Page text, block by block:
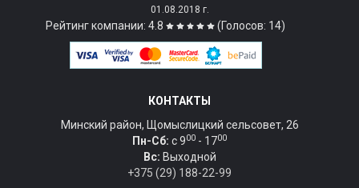
01.08.2018 г.
Рейтинг компании: 4.8 (Голосов: 14)
КОНТАКТЫ
Минский район, Щомыслицкий сельсовет, 26
Пн-Сб: c 900 - 1700
Вс: Выходной
+375 (29) 188-22-99